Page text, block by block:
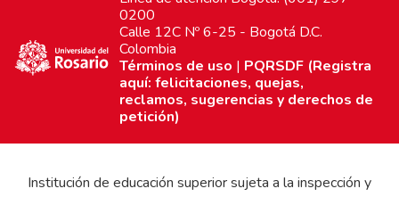
0200
Calle 12C Nº 6-25 - Bogotá D.C.
Colombia
Términos de uso | PQRSDF (Registra
aquí: felicitaciones, quejas,
reclamos, sugerencias y derechos de
petición)
Institución de educación superior sujeta a la inspección y